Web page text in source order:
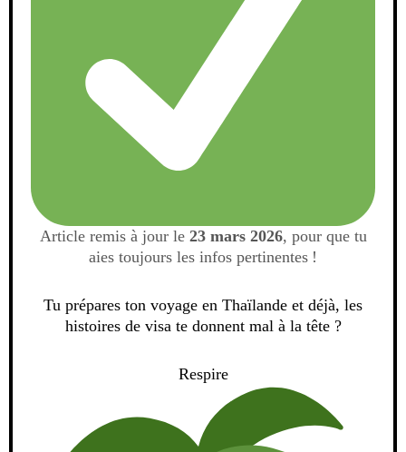
Article remis à jour le 23 mars 2026, pour que tu
aies toujours les infos pertinentes !
Tu prépares ton voyage en Thaïlande et déjà, les
histoires de visa te donnent mal à la tête ?
Respire